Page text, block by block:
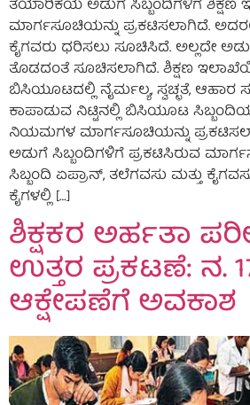
ತಯಾರಿಕೆಯ ಅಡುಗೆ ಸಿಬ್ಬಂದಿಗಳಿಗೆ
ಮಾರ್ಗಸೂಚಿಯನ್ನು ಪ್ರಕಟಿಸಲಾಗಿದೆ.
ಕೈಗವರು ಧರಿಸಲು ಸೂಚಿಸಿದೆ. ಅಲ್ಲದೇ
ತೊಡದಂತೆ ಸೂಚಿಸಲಾಗಿದೆ. ಶಿಕ್ಷಣ
ಬಿಸಿಯೂಟದಲ್ಲಿ ನೈರ್ಮಲ್ಯ, ಸ್ವಚ್ಛತೆ, ಆಹಾರ
ಕಾಪಾಡುವ ನಿಟ್ಟಿನಲ್ಲಿ ಬಿಸಿಯೂಟ
ನಿಯಮಗಳ ಮಾರ್ಗಸೂಚಿಯನ್ನು
ಅಡುಗೆ ಸಿಬ್ಬಂದಿಗಳಿಗೆ ಪ್ರಕಟಿಸಿರುವ
ಸಿಬ್ಬಂದಿ ಏಪ್ರಾನ್, ತಲೆಗವಸು ಮತ್ತು
ಕೈಗಳಲ್ಲಿ […]
ಶಿಕ್ಷಕರ ಅರ್ಹತಾ
ಉತ್ತರ ಪ್ರಕಟಣೆ: ನ.
ಆಕ್ಷೇಪಣೆಗೆ ಅವಕಾಶ